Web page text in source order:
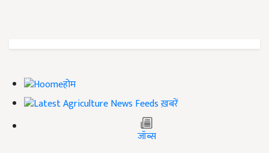
होम
ख़बरें
जॉब्स